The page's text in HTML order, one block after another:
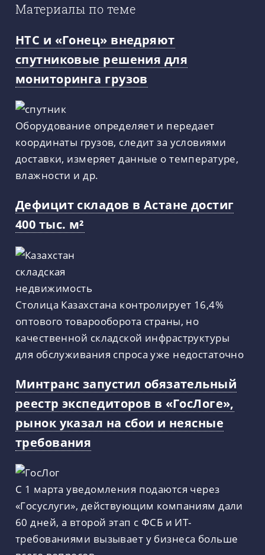
Материалы по теме
НТС и «Гонец» внедряют
спутниковые решения для
мониторинга грузов
Оборудование определяет и передает
координаты грузов, следит за условиями
доставки, измеряет данные о температуре,
влажности и др.
Дефицит складов в Астане достиг
400 тыс. м²
Столица Казахстана контролирует 16,4%
оптового товарооборота страны, но
качественной складской инфраструктуры
для обслуживания спроса уже недостаточно
Минтранс запустил обязательный
реестр экспедиторов в «ГосЛоге»,
рынок указал на сбои и неясные
требования
С 1 марта уведомления подаются через
«Госуслуги», действующим компаниям дали
60 дней, а второй этап с ФСБ и ИТ-
требованиями вызывает у бизнеса больше